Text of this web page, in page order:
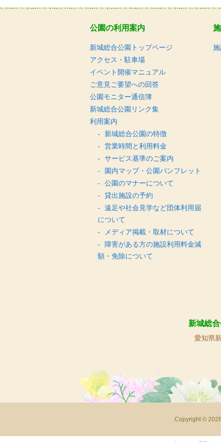
公園の利用案内
新城総合公園トップページ
アクセス・駐車場
イベント開催マニュアル
ご意見ご要望への回答
公園モニター通信簿
新城総合公園リンク集
利用案内
新城総合公園の特徴
営業時間と利用料金
サービス基準のご案内
園内マップ・公園パンフレット
公園のマナーについて
貸出施設の予約
遠足や社会見学など団体利用届
について
メディア掲載・取材について
障害がある方の施設利用料金減
額・免除について
新城総
愛知県
Copyright ©